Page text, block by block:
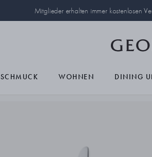
Mitglieder erhalten immer kostenlosen
SCHMUCK WOHNEN DINING